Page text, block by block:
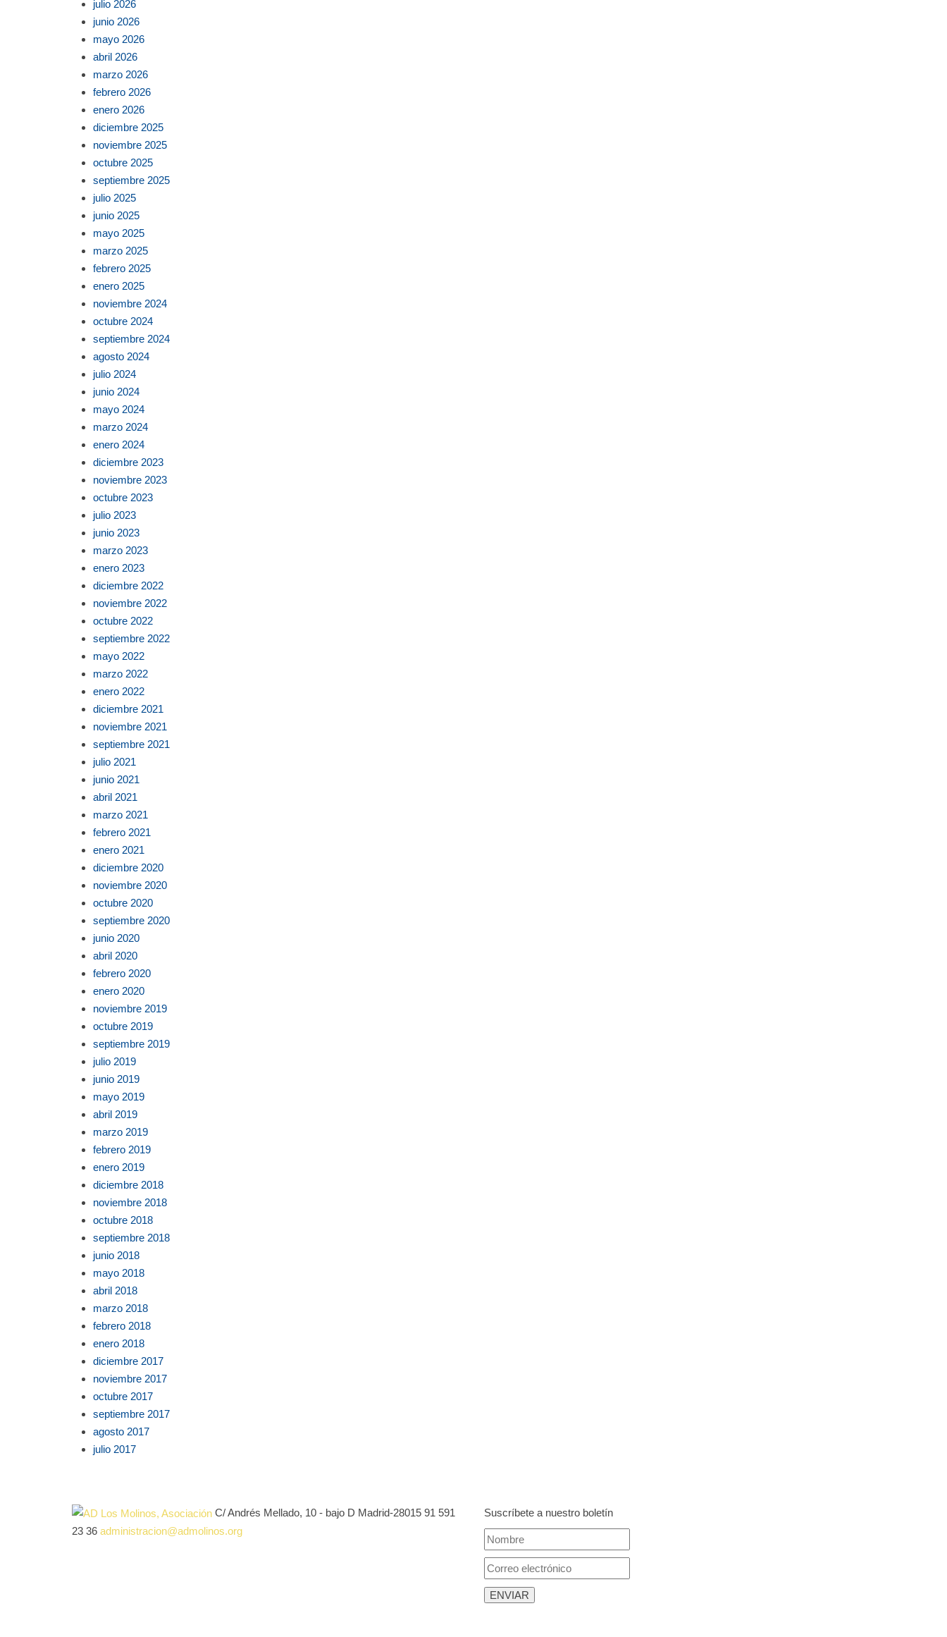
julio 2026
junio 2026
mayo 2026
abril 2026
marzo 2026
febrero 2026
enero 2026
diciembre 2025
noviembre 2025
octubre 2025
septiembre 2025
julio 2025
junio 2025
mayo 2025
marzo 2025
febrero 2025
enero 2025
noviembre 2024
octubre 2024
septiembre 2024
agosto 2024
julio 2024
junio 2024
mayo 2024
marzo 2024
enero 2024
diciembre 2023
noviembre 2023
octubre 2023
julio 2023
junio 2023
marzo 2023
enero 2023
diciembre 2022
noviembre 2022
octubre 2022
septiembre 2022
mayo 2022
marzo 2022
enero 2022
diciembre 2021
noviembre 2021
septiembre 2021
julio 2021
junio 2021
abril 2021
marzo 2021
febrero 2021
enero 2021
diciembre 2020
noviembre 2020
octubre 2020
septiembre 2020
junio 2020
abril 2020
febrero 2020
enero 2020
noviembre 2019
octubre 2019
septiembre 2019
julio 2019
junio 2019
mayo 2019
abril 2019
marzo 2019
febrero 2019
enero 2019
diciembre 2018
noviembre 2018
octubre 2018
septiembre 2018
junio 2018
mayo 2018
abril 2018
marzo 2018
febrero 2018
enero 2018
diciembre 2017
noviembre 2017
octubre 2017
septiembre 2017
agosto 2017
julio 2017
C/ Andrés Mellado, 10 - bajo D Madrid-28015 91 591
23 36 administracion@admolinos.org
Suscríbete a nuestro boletín